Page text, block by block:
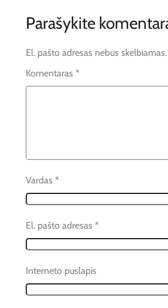
Parašykite
El. pašto adresas nebus skelbiamas.
Komentaras *
Vardas *
El. pašto adresas *
Interneto puslapis